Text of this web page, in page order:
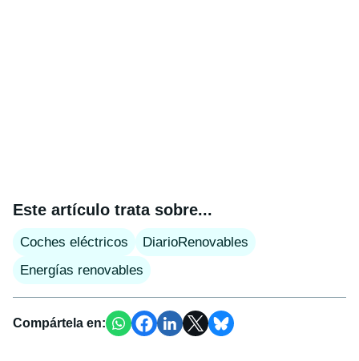
Este artículo trata sobre...
Coches eléctricos
DiarioRenovables
Energías renovables
Compártela en: